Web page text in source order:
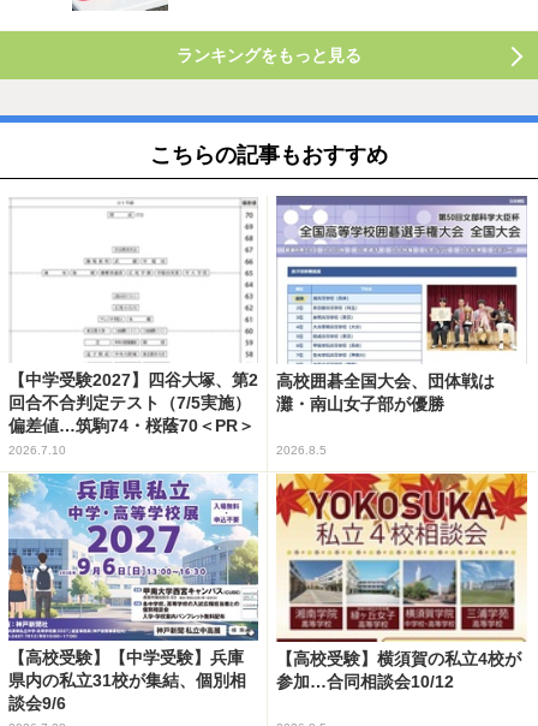
ランキングをもっと見る
こちらの記事もおすすめ
【中学受験2027】四谷大塚、第2
回合不合判定テスト（7/5実施）
偏差値…筑駒74・桜蔭70＜PR＞
2026.7.10
高校囲碁全国大会、団体戦は
灘・南山女子部が優勝
2026.8.5
【高校受験】【中学受験】兵庫
県内の私立31校が集結、個別相
談会9/6
【高校受験】横須賀の私立4校が
参加…合同相談会10/12